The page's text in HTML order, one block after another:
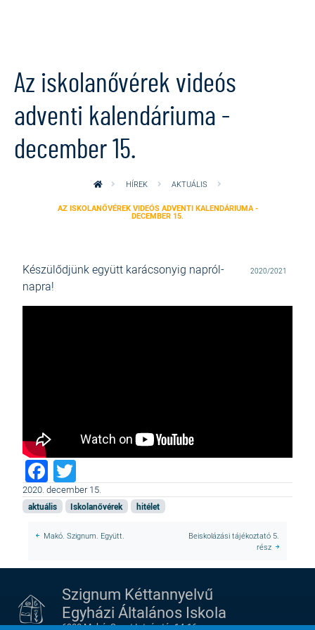
Az iskolanővérek videós
adventi kalendáriuma -
december 15.
HÍREK AKTUÁLIS
AZ ISKOLANŐVÉREK VIDEÓS ADVENTI KALENDÁRIUMA -
DECEMBER 15.
2020/2021
Készülődjünk együtt karácsonyig napról-
napra!
Facebook
2020. december 15.
aktuális Iskolanővérek hitélet
Makó. Szignum. Együtt.
Beiskolázási tájékoztató 5.
rész
Szignum Kéttannyelvű
Egyházi Általános Iskola
6900 Makó, Szent István tér 14-16.